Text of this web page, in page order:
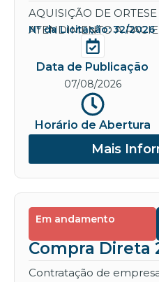
AQUISIÇÃO DE
ATENDIMENTO A
Nº da Licitação: 32/2026
Data de Publicação
07/08/2026
Horário de Abertura
Mais
Em andamento
Compra Direta
Contratação de